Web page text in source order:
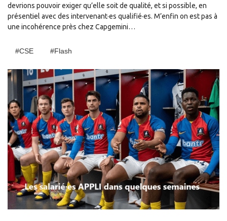
devrions pouvoir exiger qu’elle soit de qualité, et si possible, en
présentiel avec des intervenant·es qualifié·es. M’enfin on est pas à
une incohérence près chez Capgemini…
#CSE #Flash